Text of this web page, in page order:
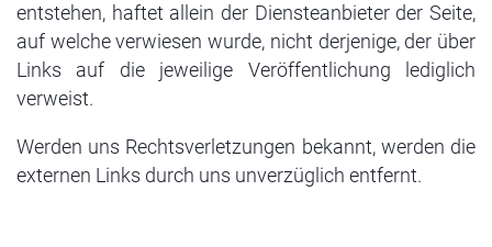
entstehen, haftet allein der Diensteanbieter der Seite,
auf welche verwiesen wurde, nicht derjenige, der über
Links auf die jeweilige Veröffentlichung lediglich
verweist.
Werden uns Rechtsverletzungen bekannt, werden die
externen Links durch uns unverzüglich entfernt.